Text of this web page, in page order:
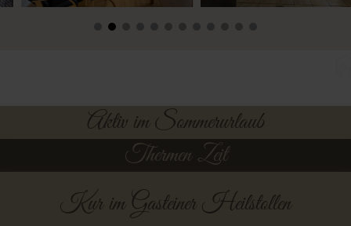
Aktiv im Sommerurlaub
Thermen Zeit
Kur im Gasteiner Heilstollen